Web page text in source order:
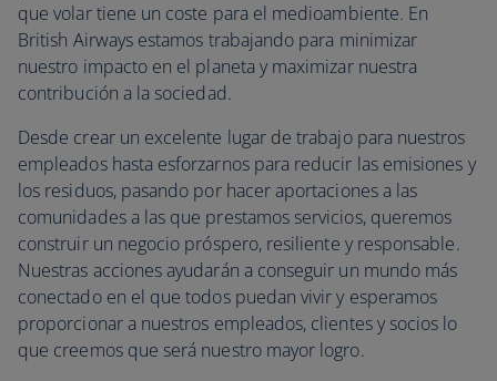
que volar tiene un coste para el medioambiente. En
British Airways estamos trabajando para minimizar
nuestro impacto en el planeta y maximizar nuestra
contribución a la sociedad.
Desde crear un excelente lugar de trabajo para nuestros
empleados hasta esforzarnos para reducir las emisiones y
los residuos, pasando por hacer aportaciones a las
comunidades a las que prestamos servicios, queremos
construir un negocio próspero, resiliente y responsable.
Nuestras acciones ayudarán a conseguir un mundo más
conectado en el que todos puedan vivir y esperamos
proporcionar a nuestros empleados, clientes y socios lo
que creemos que será nuestro mayor logro.